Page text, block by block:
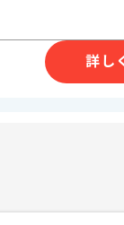
140時間〜180時間
1人
詳し